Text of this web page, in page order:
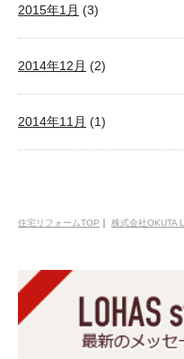
2015年1月 (3)
2014年12月 (2)
2014年11月 (1)
住宅リフォームTOP ｜ 株式会社OKUTA